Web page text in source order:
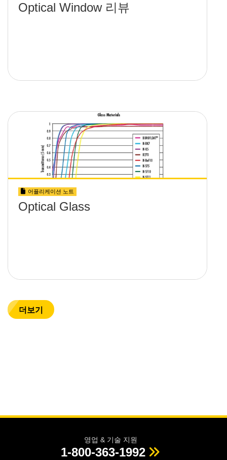
Optical Window 리뷰
어플리케이션 노트
Optical Glass
더보기
영업 & 기술 지원
1-800-363-1992